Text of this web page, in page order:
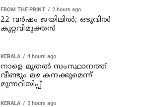
FROM THE PRINT 2 hours ago
22 വർഷം ജയിലിൽ; ഒടുവിൽ
കുറ്റവിമുക്തൻ
KERALA 4 hours ago
നാളെ മുതല്‍ സംസ്ഥാനത്ത്
വീണ്ടും മഴ കനക്കുമെന്ന്
മുന്നറിയിപ്പ്
KERALA 5 hours ago